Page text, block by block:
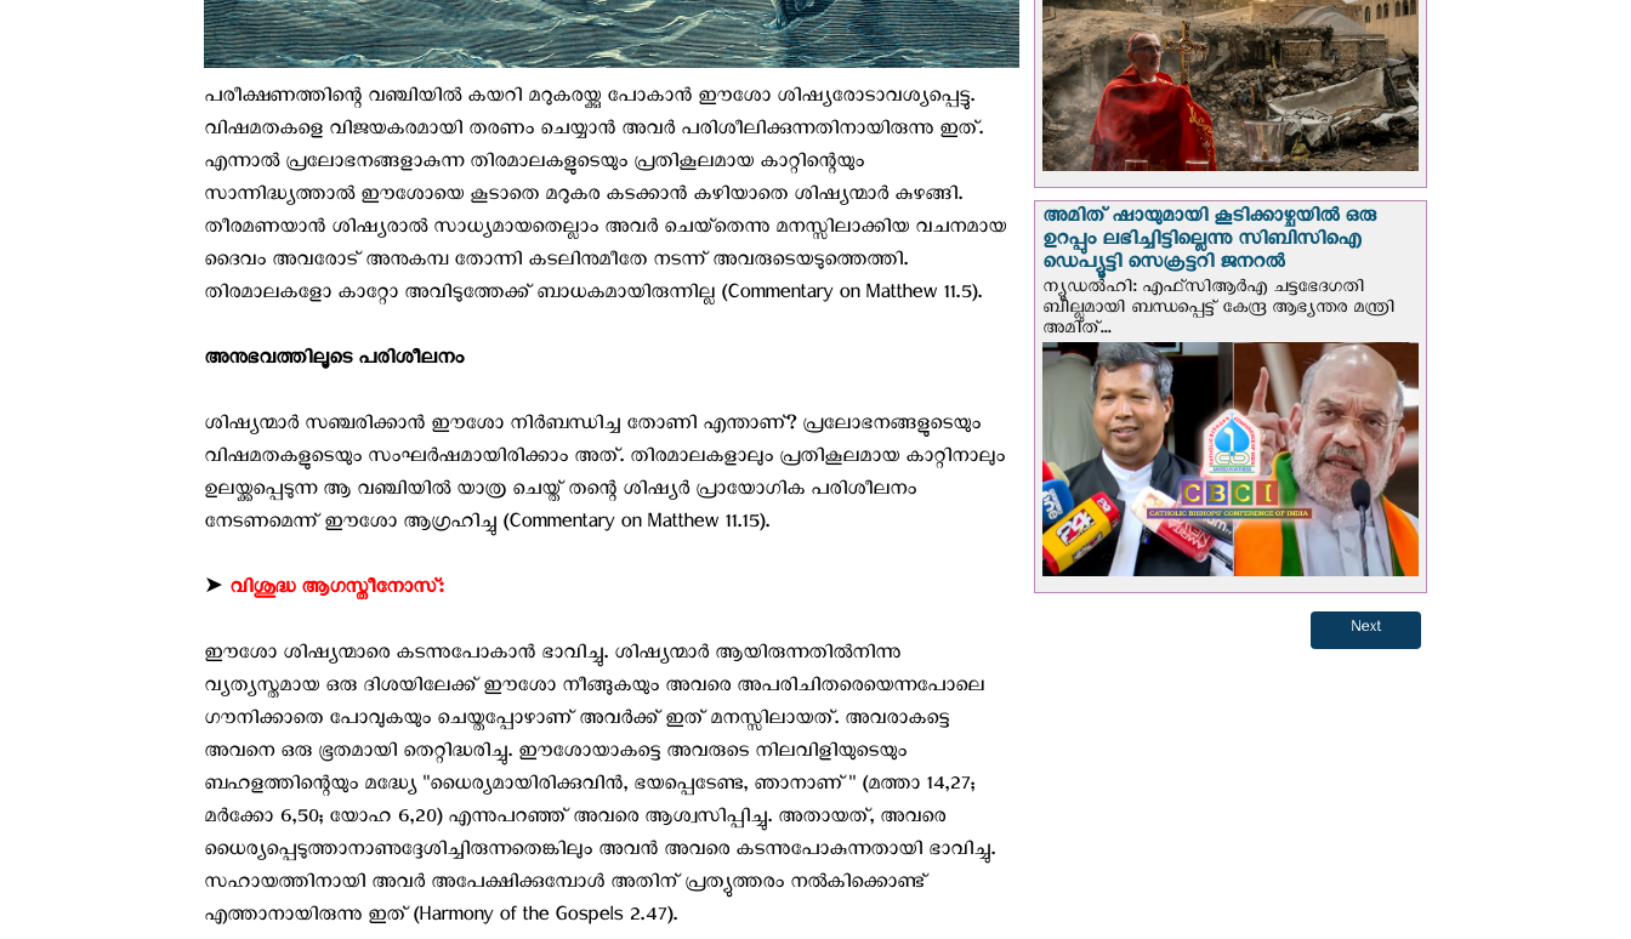
പരീക്ഷണത്തിന്റെ വഞ്ചിയില്‍ കയറി മറുകരയ്ക്കു പോകാന്‍ ഈശോ ശിഷ്യരോടാവശ്യപ്പെട്ടു.
വിഷമതകളെ വിജയകരമായി തരണം ചെയ്യാന്‍ അവര്‍ പരിശീലിക്കുന്നതിനായിരുന്നു ഇത്.
എന്നാല്‍ പ്രലോഭനങ്ങളാകുന്ന തിരമാലകളുടെയും പ്രതികൂലമായ കാറ്റിന്റെയും
സാന്നിദ്ധ്യത്താല്‍ ഈശോയെ കൂടാതെ മറുകര കടക്കാന്‍ കഴിയാതെ ശിഷ്യന്മാര്‍ കുഴങ്ങി.
തീരമണയാന്‍ ശിഷ്യരാല്‍ സാധ്യമായതെല്ലാം അവര്‍ ചെയ്‌തെന്നു മനസ്സിലാക്കിയ വചനമായ
ദൈവം അവരോട് അനുകമ്പ തോന്നി കടലിനുമീതേ നടന്ന് അവരുടെയടുത്തെത്തി.
തിരമാലകളോ കാറ്റോ അവിടുത്തേക്ക് ബാധകമായിരുന്നില്ല (Commentary on Matthew 11.5).
അനുഭവത്തിലൂടെ പരിശീലനം
ശിഷ്യന്മാര്‍ സഞ്ചരിക്കാന്‍ ഈശോ നിര്‍ബന്ധിച്ച തോണി എന്താണ്? പ്രലോഭനങ്ങളുടെയും
വിഷമതകളുടെയും സംഘര്‍ഷമായിരിക്കാം അത്. തിരമാലകളാലും പ്രതികൂലമായ കാറ്റിനാലും
ഉലയ്ക്കപ്പെടുന്ന ആ വഞ്ചിയില്‍ യാത്ര ചെയ്ത് തന്റെ ശിഷ്യര്‍ പ്രായോഗിക പരിശീലനം
നേടണമെന്ന് ഈശോ ആഗ്രഹിച്ചു (Commentary on Matthew 11.15).
➤ വിശുദ്ധ ആഗസ്തീനോസ്:
ഈശോ ശിഷ്യന്മാരെ കടന്നുപോകാന്‍ ഭാവിച്ചു. ശിഷ്യന്മാര്‍ ആയിരുന്നതില്‍നിന്നു
വ്യത്യസ്തമായ ഒരു ദിശയിലേക്ക് ഈശോ നീങ്ങുകയും അവരെ അപരിചിതരെയെന്നപോലെ
ഗൗനിക്കാതെ പോവുകയും ചെയ്തപ്പോഴാണ് അവര്‍ക്ക് ഇത് മനസ്സിലായത്. അവരാകട്ടെ
അവനെ ഒരു ഭൂതമായി തെറ്റിദ്ധരിച്ചു. ഈശോയാകട്ടെ അവരുടെ നിലവിളിയുടെയും
ബഹളത്തിന്റെയും മദ്ധ്യേ ''ധൈര്യമായിരിക്കുവിന്‍, ഭയപ്പെടേണ്ട, ഞാനാണ്'' (മത്താ 14,27;
മര്‍ക്കോ 6,50; യോഹ 6,20) എന്നുപറഞ്ഞ് അവരെ ആശ്വസിപ്പിച്ചു. അതായത്, അവരെ
ധൈര്യപ്പെടുത്താനാണുദ്ദേശിച്ചിരുന്നതെങ്കിലും അവന്‍ അവരെ കടന്നുപോകുന്നതായി ഭാവിച്ചു.
സഹായത്തിനായി അവര്‍ അപേക്ഷിക്കുമ്പോള്‍ അതിന് പ്രത്യുത്തരം നല്‍കിക്കൊണ്ട്
എത്താനായിരുന്നു ഇത് (Harmony of the Gospels 2.47).
അമിത് ഷായുമായി കൂടിക്കാഴ്ചയില്‍ ഒരു
ഉറപ്പും ലഭിച്ചിട്ടില്ലെന്നു സിബിസിഐ
ഡെപ്യൂട്ടി സെക്രട്ടറി ജനറല്‍
ന്യൂഡല്‍ഹി: എഫ്‌സിആര്‍എ ചട്ടഭേദഗതി
ബില്ലുമായി ബന്ധപ്പെട്ട് കേന്ദ്ര ആഭ്യന്തര മന്ത്രി
അമിത്...
Next